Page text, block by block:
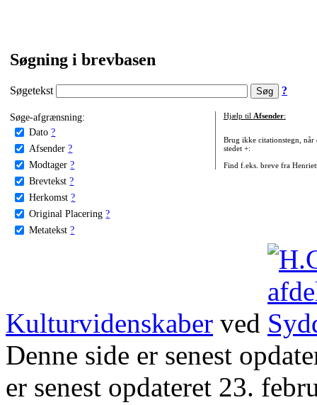
Søgning i brevbasen
Søgetekst ?
Søge-afgrænsning:
Dato ?
Afsender ?
Modtager ?
Brevtekst ?
Herkomst ?
Original Placering ?
Metatekst ?
Hjælp til Afsender:
Brug ikke citationstegn, når
stedet +:
Find f.eks. breve fra
Kulturvidenskaber ved
Denne side er senest
er senest opdateret 23.